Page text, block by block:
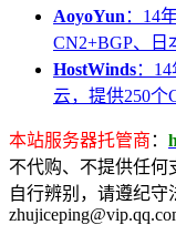
AoyoYun ：14
CN2+BGP、日
HostWinds：
云，提供250个
本站服务器托管商 ：
不代购、不提供任何
自行辨别，请遵纪守